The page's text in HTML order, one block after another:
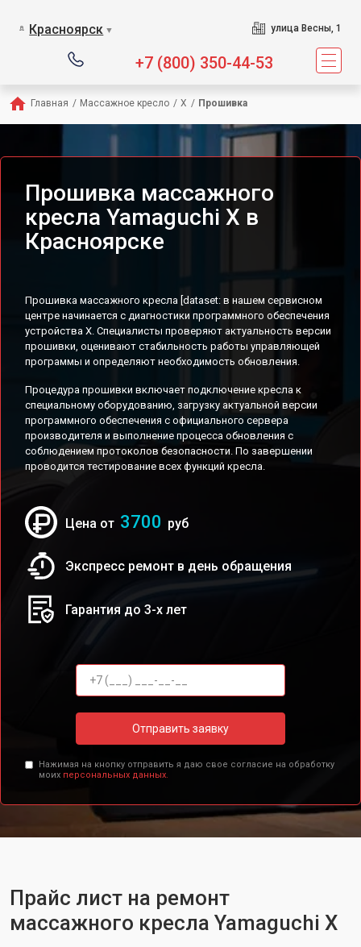
Красноярск ▼ улица Весны, 1
+7 (800) 350-44-53
Главная / Массажное кресло / X / Прошивка
Прошивка массажного
кресла Yamaguchi X в
Красноярске
Прошивка массажного кресла [dataset: в нашем сервисном
центре начинается с диагностики программного обеспечения
устройства X. Специалисты проверяют актуальность версии
прошивки, оценивают стабильность работы управляющей
программы и определяют необходимость обновления.
Процедура прошивки включает подключение кресла к
специальному оборудованию, загрузку актуальной версии
программного обеспечения с официального сервера
производителя и выполнение процесса обновления с
соблюдением протоколов безопасности. По завершении
проводится тестирование всех функций кресла.
Цена от 3700 руб
Экспресс ремонт в день обращения
Гарантия до 3-х лет
Отправить заявку
Нажимая на кнопку отправить я даю свое согласие на обработку
моих персональных данных.
Прайс лист на ремонт
массажного кресла Yamaguchi X